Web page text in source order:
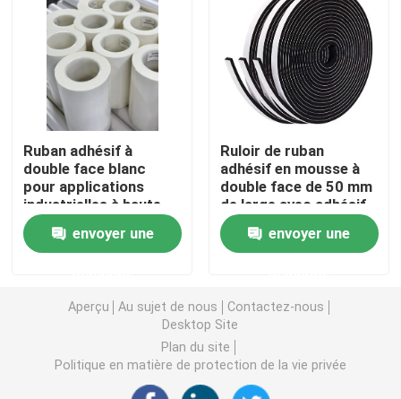
double bande dégrossie de mousse
Ruban adhésif de libération de bout droit
Blocs chauds de fonte
Double bande dégrossie de tissu
Ruban de transfert adhésif
Ruban adhésif démontable
Ruban adhésif à
double face blanc
pour applications
industrielles à haute
adhérence
envoyer une
Ruloir de ruban
adhésif en mousse à
double face de 50 mm
de large avec adhésif
à fusion à chaud
envoyer une
Aperçu Au sujet de nous
Contactez-nous
Desktop Site
Plan du site
Politique en matière de protection de la vie privée